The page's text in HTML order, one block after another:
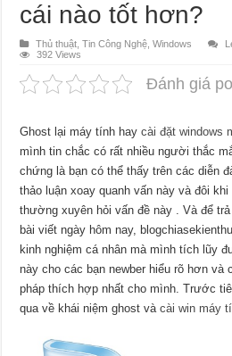
cái nào tốt hơn?
Thủ thuật ,Tin Công Nghệ ,Windows
392 Views
Đánh giá
Ghost lại máy tính haycài đặt windows
mình tin chắc có rất nhiều người thắc
chứng là bạn có thể thấy trên các diễn
thảo luận xoay quanh vấn này và đôi
thường xuyên hỏi vấn đề này . Và để
bài viết ngày hôm nay,
kinh nghiệm cá nhân mà mình tích lũy
này cho các bạn newber hiểu rõ hơn và
pháp thích hợp nhất cho mình. Trước
qua về khái niệm ghost vàcài win máy